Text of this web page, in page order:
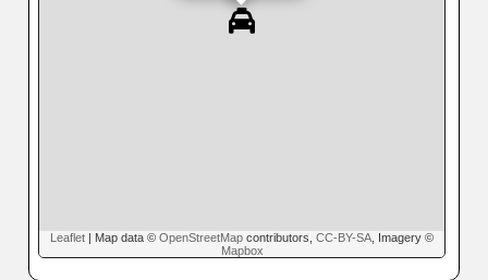
Leaflet | Map data © OpenStreetMap contributors, CC-BY-SA , Imagery ©
Mapbox